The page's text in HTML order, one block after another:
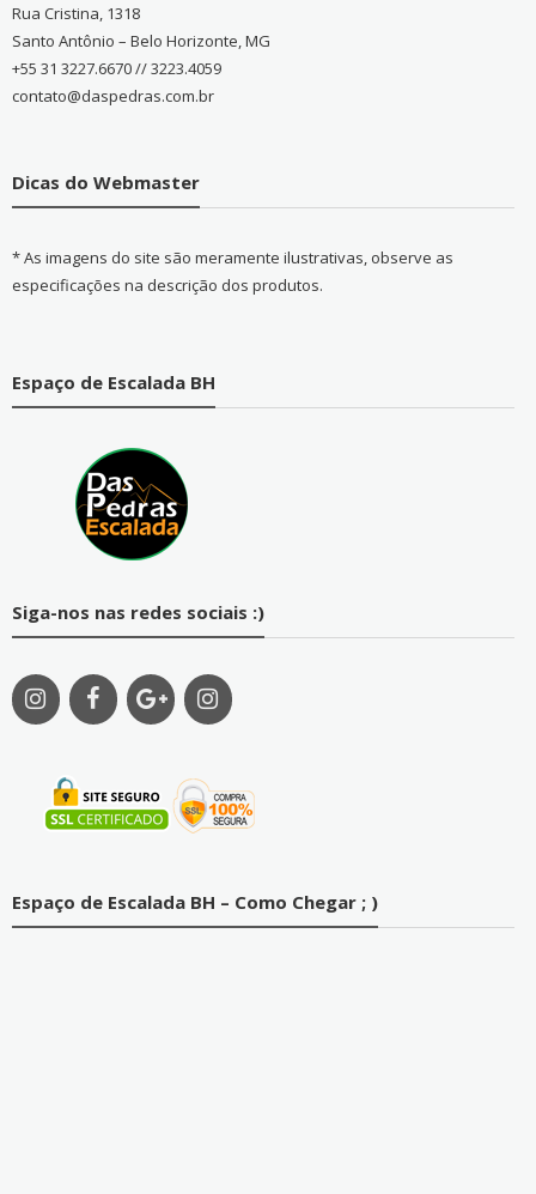
Rua Cristina, 1318
Santo Antônio – Belo Horizonte, MG
+55 31 3227.6670 // 3223.4059
contato@daspedras.com.br
Dicas do Webmaster
* As imagens do site são meramente ilustrativas, observe as
especificações na descrição dos produtos.
Espaço de Escalada BH
Siga-nos nas redes sociais :)
Espaço de Escalada BH – Como Chegar ; )